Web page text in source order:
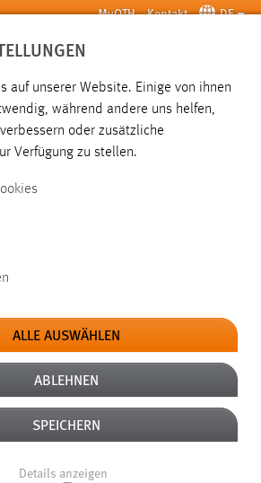
MyOTH Kontakt DE
SUCHE
BEWERBEN
auf unserer Website. Einige von ihnen
während andere uns helfen,
oder zusätzliche
Verfügung zu stellen.
ALLE AUSWÄHLEN
ABLEHNEN
SPEICHERN
Details anzeigen